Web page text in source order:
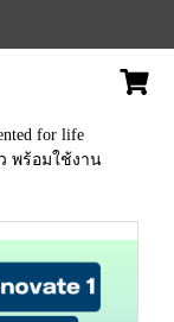
for life
พร้อมใช้งาน